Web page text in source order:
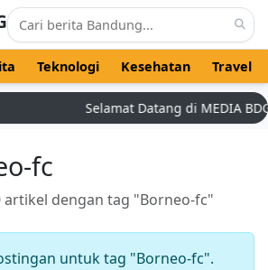
Teknologi Kesehatan Travel
Selamat Datang di MEDIA
fc
artikel dengan tag "Borneo-fc"
untuk tag "Borneo-fc".